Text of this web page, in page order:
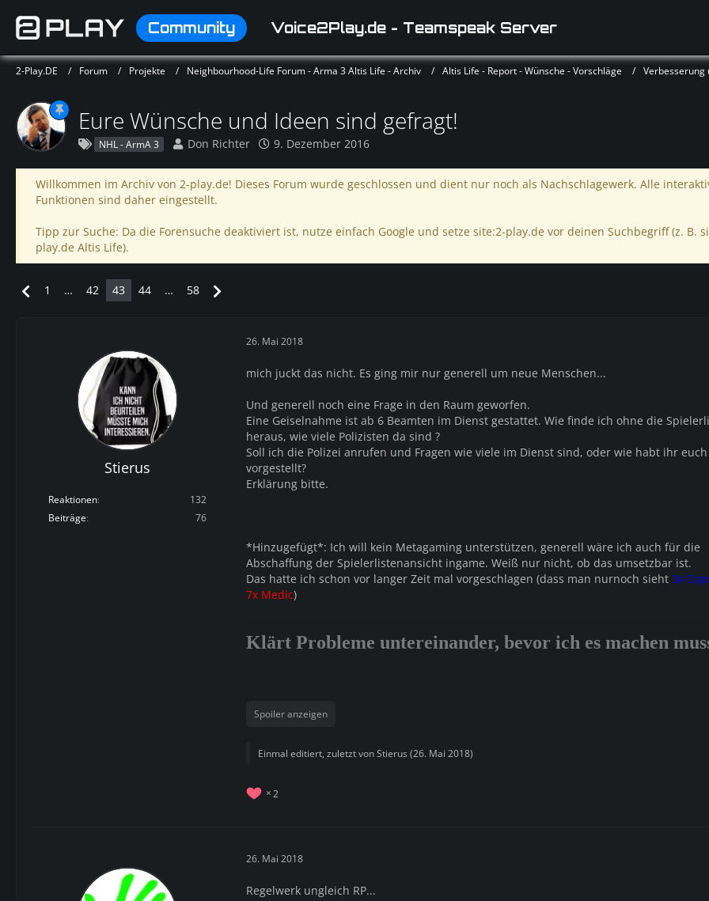
Community Voice2Play.de - Teamspeak Server
2-Play.DE Forum Projekte Neighbourhood-Life Forum - Arma 3 Altis Life - Archiv Altis Life - Report - Wünsche - Vorschläge Verbesserung
Eure Wünsche und Ideen sind gefragt!
NHL - ArmA 3 Don Richter 9. Dezember 2016
Willkommen im Archiv von 2-play.de! Dieses Forum wurde geschlossen und dient nur noch als Nachschlagewerk. Alle
Funktionen sind daher eingestellt.
Tipp zur Suche: Da die Forensuche deaktiviert ist, nutze einfach Google und setze site:2-play.de vor deinen Suchbegriff (z. B.
play.de Altis Life).
1 … 42 43 44 … 58
Stierus
Reaktionen
132
Beiträge
76
26. Mai 2018
mich juckt das nicht. Es ging mir nur generell um neue Menschen...
Und generell noch eine Frage in den Raum geworfen.
Eine Geiselnahme ist ab 6 Beamten im Dienst gestattet. Wie finde ich ohne die
heraus, wie viele Polizisten da sind ?
Soll ich die Polizei anrufen und Fragen wie viele im Dienst sind, oder wie habt ihr
vorgestellt?
Erklärung bitte.
*Hinzugefügt*: Ich will kein Metagaming unterstützen, generell wäre ich auch für die
Abschaffung der Spielerlistenansicht ingame. Weiß nur nicht, ob das umsetzbar ist.
Das hatte ich schon vor langer Zeit mal vorgeschlagen (dass man nurnoch sieht 3x
7x Medic)
Klärt Probleme untereinander, bevor ich es machen
Spoiler anzeigen
Einmal editiert, zuletzt vonStierus (26. Mai 2018)
2
26. Mai 2018
Regelwerk ungleich RP...